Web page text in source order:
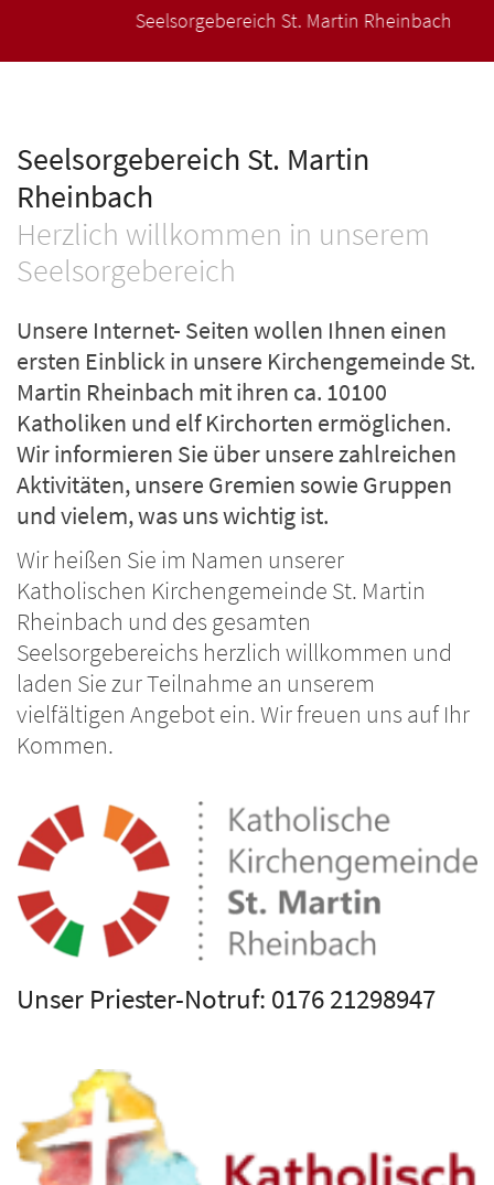
Seelsorgebereich St. Martin Rheinbach
Seelsorgebereich St. Martin
Rheinbach
Herzlich willkommen in unserem
Seelsorgebereich
Unsere Internet- Seiten wollen Ihnen einen
ersten Einblick in unsere Kirchengemeinde St.
Martin Rheinbach mit ihren ca. 10100
Katholiken und elf Kirchorten ermöglichen.
Wir informieren Sie über unsere zahlreichen
Aktivitäten, unsere Gremien sowie Gruppen
und vielem, was uns wichtig ist.
Wir heißen Sie im Namen unserer
Katholischen Kirchengemeinde St. Martin
Rheinbach und des gesamten
Seelsorgebereichs herzlich willkommen und
laden Sie zur Teilnahme an unserem
vielfältigen Angebot ein. Wir freuen uns auf Ihr
Kommen.
Unser Priester-Notruf: 0176 21298947